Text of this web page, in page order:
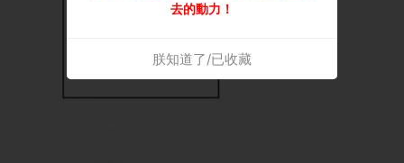
去的動力！
朕知道了/已收藏